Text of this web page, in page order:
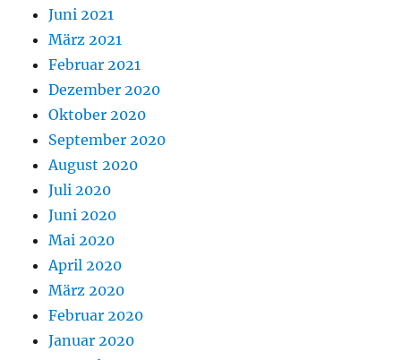
Juni 2021
März 2021
Februar 2021
Dezember 2020
Oktober 2020
September 2020
August 2020
Juli 2020
Juni 2020
Mai 2020
April 2020
März 2020
Februar 2020
Januar 2020